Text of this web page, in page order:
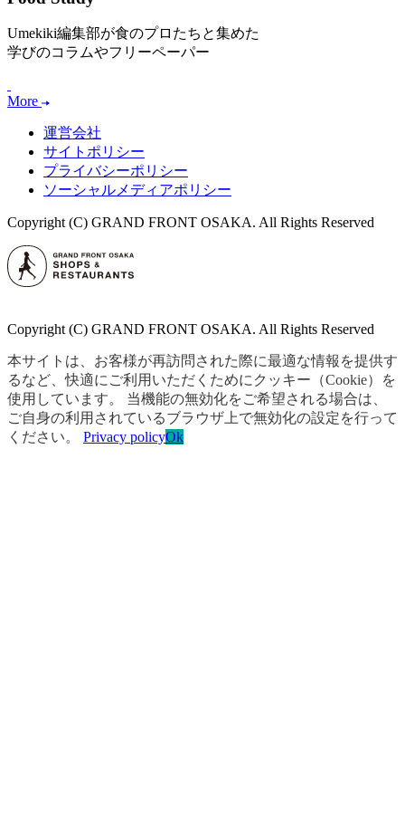
Umekiki編集部が食のプロたちと集めた
学びのコラムやフリーペーパー
More
運営会社
サイトポリシー
プライバシーポリシー
ソーシャルメディアポリシー
Copyright (C) GRAND FRONT OSAKA. All Rights Reserved
Copyright (C) GRAND FRONT OSAKA. All Rights Reserved
本サイトは、お客様が再訪問された際に最適な情報を提供す
るなど、快適にご利用いただくためにクッキー（Cookie）を
使用しています。 当機能の無効化をご希望される場合は、
ご自身の利用されているブラウザ上で無効化の設定を行って
ください。 Privacy policyOk